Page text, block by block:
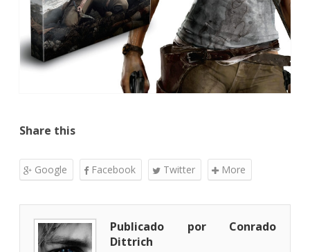
Share this
Google Facebook Twitter More
Publicado por Conrado
Dittrich